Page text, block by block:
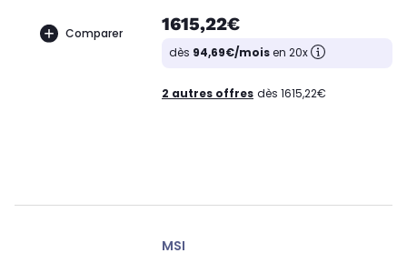
Comparer 1615,22€
dès 94,69€/moisen 20x
2 autres offres dès 1615,22€
MSI